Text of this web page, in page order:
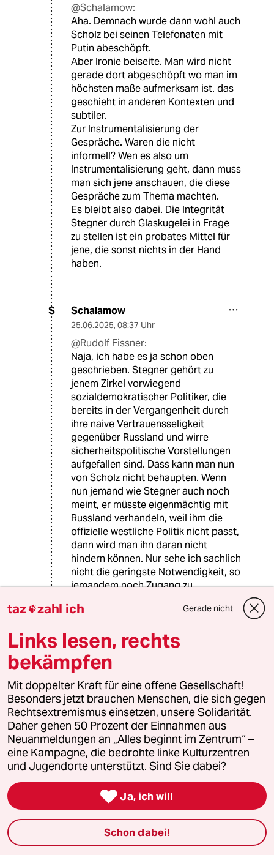
@Schalamow:
Aha. Demnach wurde dann wohl auch
Scholz bei seinen Telefonaten mit
Putin abeschöpft.
Aber Ironie beiseite. Man wird nicht
gerade dort abgeschöpft wo man im
höchsten maße aufmerksam ist. das
geschieht in anderen Kontexten und
subtiler.
Zur Instrumentalisierung der
Gespräche. Waren die nicht
informell? Wen es also um
Instrumentalisierung geht, dann muss
man sich jene anschauen, die diese
Gespräche zum Thema machten.
Es bleibt also dabei. Die Integrität
Stegner durch Glaskugelei in Frage
zu stellen ist ein probates Mittel für
jene, die sonst nichts in der Hand
haben.
S Schalamow
25.06.2025, 08:37 Uhr
@Rudolf Fissner:
Naja, ich habe es ja schon oben
geschrieben. Stegner gehört zu
jenem Zirkel vorwiegend
sozialdemokratischer Politiker, die
bereits in der Vergangenheit durch
ihre naive Vertrauensseligkeit
gegenüber Russland und wirre
sicherheitspolitische Vorstellungen
aufgefallen sind. Dass kann man nun
von Scholz nicht behaupten. Wenn
nun jemand wie Stegner auch noch
meint, er müsste eigenmächtig mit
Russland verhandeln, weil ihm die
offizielle westliche Politik nicht passt,
dann wird man ihn daran nicht
hindern können. Nur sehe ich sachlich
nicht die geringste Notwendigkeit, so
jemandem noch Zugang zu
zu verschaffen. Und eine besondere
des Hern Stegner kann ich schon gar
nicht erkennen. Es gibt zudem kein
Recht, in ein bestimmtes Gremium
gewählt zu werden.
S Suryo
24.06.2025,12:48 Uhr
@Rudolf Fissner:
Da ist man in Schleswig-Holstein
ganz anderer Meinung. Heide
Simonis lässt grüßen.
H hsqmyp
taz zahl ich Gerade nicht
Links lesen, rechts
bekämpfen
Mit doppelter Kraft für eine offene Gesellschaft!
Besonders jetzt brauchen Menschen, die sich gegen
Rechtsextremismus einsetzen, unsere Solidarität.
Daher gehen 50 Prozent der Einnahmen aus
Neuanmeldungen an „Alles beginnt im Zentrum“ –
eine Kampagne, die bedrohte linke Kulturzentren
und Jugendorte unterstützt. Sind Sie dabei?
 Ja, ich will
Schon dabei!